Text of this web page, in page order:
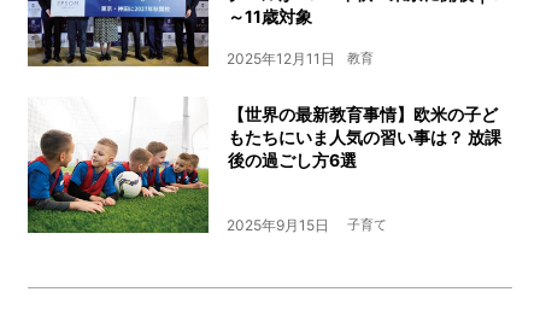
～11歳対象
2025年12月11日 教育
【世界の最新教育事情】欧米の子ど
もたちにいま人気の習い事は？ 放課
後の過ごし方6選
2025年9月15日 子育て